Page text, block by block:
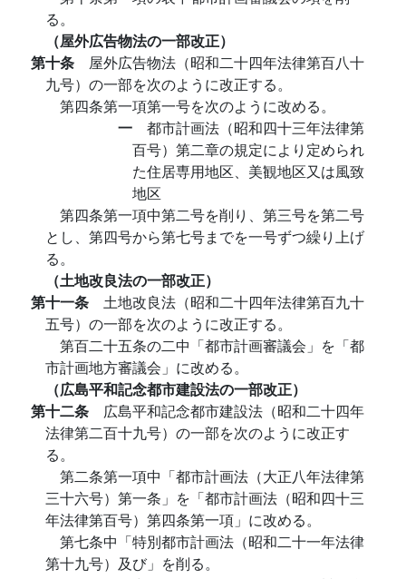
る。
（屋外広告物法の一部改正）
第十条 屋外広告物法（昭和二十四年法律第百八十
九号）の一部を次のように改正する。
第四条第一項第一号を次のように改める。
一 都市計画法（昭和四十三年法律第
百号）第二章の規定により定められ
た住居専用地区、美観地区又は風致
地区
第四条第一項中第二号を削り、第三号を第二号
とし、第四号から第七号までを一号ずつ繰り上げ
る。
（土地改良法の一部改正）
第十一条 土地改良法（昭和二十四年法律第百九十
五号）の一部を次のように改正する。
第百二十五条の二中「都市計画審議会」を「都
市計画地方審議会」に改める。
（広島平和記念都市建設法の一部改正）
第十二条 広島平和記念都市建設法（昭和二十四年
法律第二百十九号）の一部を次のように改正す
る。
第二条第一項中「都市計画法（大正八年法律第
三十六号）第一条」を「都市計画法（昭和四十三
年法律第百号）第四条第一項」に改める。
第七条中「特別都市計画法（昭和二十一年法律
第十九号）及び」を削る。